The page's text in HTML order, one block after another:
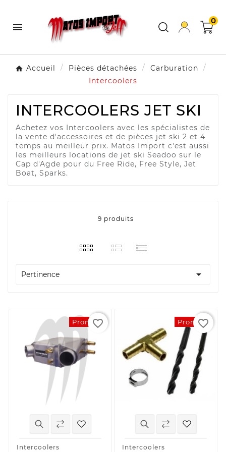

0
Accueil Pièces détachées
Carburation
Intercoolers
INTERCOOLERS JET SKI
Achetez vos Intercoolers avec les spécialistes de
la vente d'accessoires et de pièces jet ski 2 et 4
temps au meilleur prix. Matos Import c'est aussi
les meilleurs locations de jet ski Seadoo sur le
Cap d'Agde pour du Free Ride, Free Style, Jet
Boat, Sparks.
9 produits
Pertinence 
Promo !
Intercoolers
favorite_border Promo !
Intercoolers
favorite_border